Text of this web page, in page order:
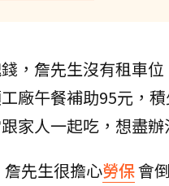
，詹先生沒有租車
廠午餐補助95元，
家人一起吃，想盡辦
詹先生很擔心勞保會